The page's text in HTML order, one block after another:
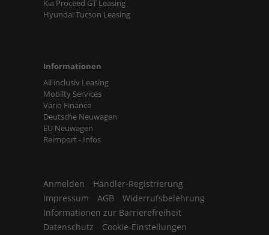
Kia Proceed GT Leasing
Hyundai Tucson Leasing
Informationen
All inclusiv Leasing
Mobilty Services
Vario Finance
Deutsche Neuwagen
EU Neuwagen
Reimport - Infos
Anmelden
Händler-Registrierung
Impressum
AGB
Widerrufsbelehrung
Informationen zur Barrierefreiheit
Datenschutz
Cookie-Einstellungen